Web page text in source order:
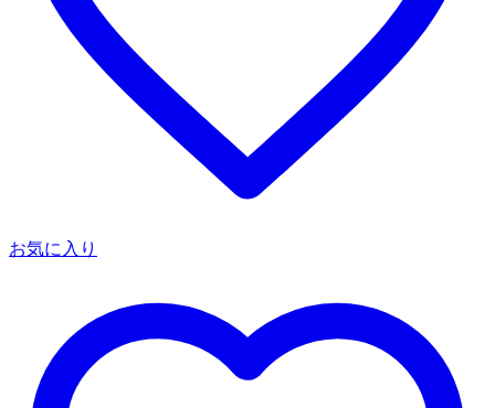
お気に入り